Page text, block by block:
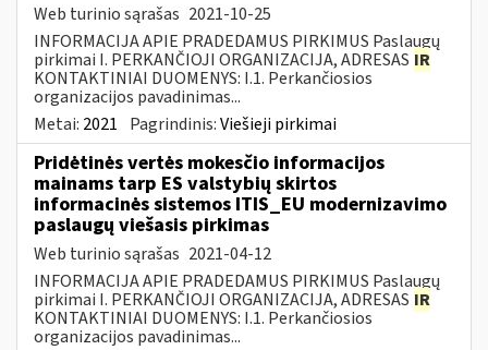
Web turinio sąrašas 2021-10-25
INFORMACIJA APIE PRADEDAMUS PIRKIMUS Paslaugų
pirkimai I. PERKANČIOJI ORGANIZACIJA, ADRESAS IR
KONTAKTINIAI DUOMENYS: I.1. Perkančiosios
organizacijos pavadinimas...
Metai: 2021 Pagrindinis:Viešieji pirkimai
Pridėtinės vertės mokesčio informacijos
mainams tarp ES valstybių skirtos
informacinės sistemos ITIS_EU modernizavimo
paslaugų viešasis pirkimas
Web turinio sąrašas 2021-04-12
INFORMACIJA APIE PRADEDAMUS PIRKIMUS Paslaugų
pirkimai I. PERKANČIOJI ORGANIZACIJA, ADRESAS IR
KONTAKTINIAI DUOMENYS: I.1. Perkančiosios
organizacijos pavadinimas...